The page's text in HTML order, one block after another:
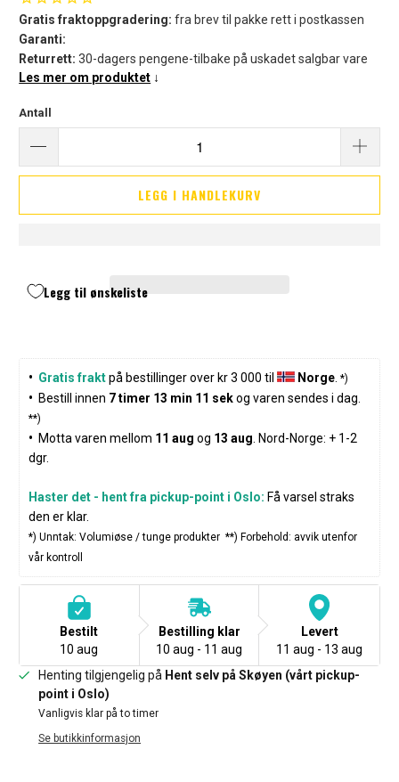
Gratis fraktoppgradering:fra brev til pakke rett i postkassen
Garanti:
Returrett: 30-dagers pengene-tilbake på uskadet salgbar vare
Les mer om produktet ↓
Antall
LEGG I HANDLEKURV
Legg til ønskeliste
• Gratis frakt på bestillinger over kr 3 000 til Norge . *)
•
  Bestill innen
7 timer 13 min 11 sek og varen sendes i dag.
**)
•
  Motta varen mellom
11 aug og 13 aug . Nord-Norge: + 1-2
dgr.
Haster det - hent fra pickup-point i Oslo: Få varsel straks
den er klar.
*) Unntak: Volumiøse / tunge produkter **) Forbehold: avvik utenfor
vår kontroll
Bestilt
10 aug
Bestilling klar
10 aug - 11 aug
Levert
11 aug - 13 aug
Henting tilgjengelig på Hent selv på Skøyen (vårt pickup-
point i Oslo)
Vanligvis klar på to timer
Se butikkinformasjon